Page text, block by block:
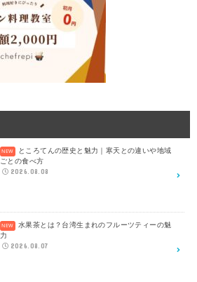
ところてんの歴史と魅力｜寒天との違いや地域
ごとの食べ方
2026.08.08
水果茶とは？台湾生まれのフルーツティーの魅
力
2026.08.07